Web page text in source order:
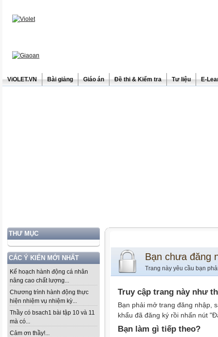
ViOLET.VN Bài giảng Giáo án Đề thi & Kiểm tra Tư liệu E-
THƯ MỤC
CÁC Ý KIẾN MỚI NHẤT
Kế hoạch hành động cá nhân
nâng cao chất lượng...
Chương trình hành động thực
hiện nhiệm vụ nhiệm kỳ...
Thầy có bsach1 bài tập 10 và 11
mà có...
Cảm ơn thầy!...
Bạn chưa đăng
Trang này yêu cầu bạn
Truy cập trang này như
Bạn phải mở trang đăng nhập,
khẩu đã đăng ký rồi nhấn nút
Bạn làm gì tiếp theo?